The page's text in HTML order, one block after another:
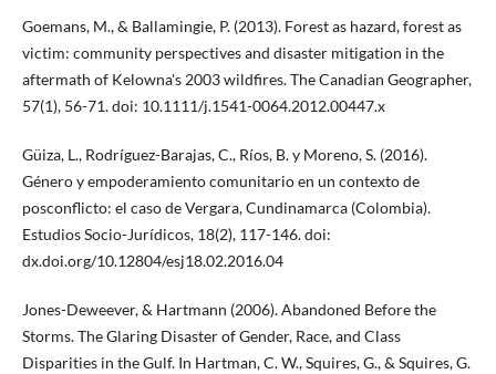
Goemans, M., & Ballamingie, P. (2013). Forest as hazard, forest as
victim: community perspectives and disaster mitigation in the
aftermath of Kelowna's 2003 wildfires. The Canadian Geographer,
57(1), 56-71. doi: 10.1111/j.1541-0064.2012.00447.x
Güiza, L., Rodríguez-Barajas, C., Ríos, B. y Moreno, S. (2016).
Género y empoderamiento comunitario en un contexto de
posconflicto: el caso de Vergara, Cundinamarca (Colombia).
Estudios Socio-Jurídicos, 18(2), 117-146. doi:
dx.doi.org/10.12804/esj18.02.2016.04
Jones-Deweever, & Hartmann (2006). Abandoned Before the
Storms. The Glaring Disaster of Gender, Race, and Class
Disparities in the Gulf. In Hartman, C. W., Squires, G., & Squires, G.